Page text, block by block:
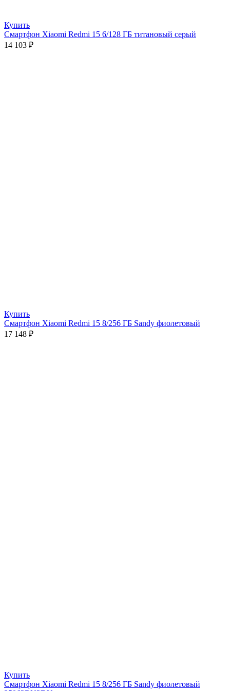
Купить
Смартфон Xiaomi Redmi 15 6/128 ГБ титановый серый
14 103 ₽
Купить
Смартфон Xiaomi Redmi 15 8/256 ГБ Sandy фиолетовый
17 148 ₽
Купить
Смартфон Xiaomi Redmi 15 8/256 ГБ Sandy фиолетовый